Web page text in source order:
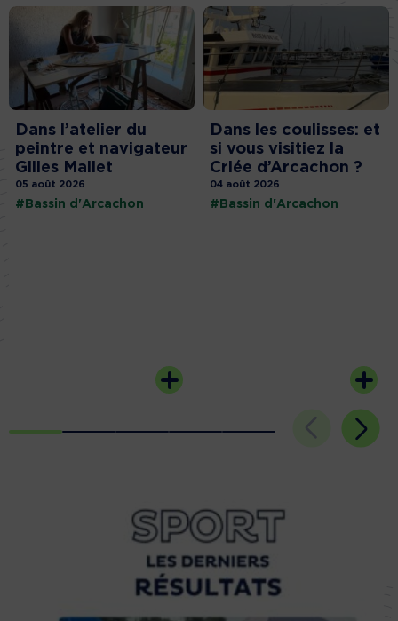
Dans l’atelier du
peintre et navigateur
Gilles Mallet
05 août 2026
#Bassin d'Arcachon
Dans les coulisses: et
si vous visitiez la
Criée d’Arcachon ?
04 août 2026
#Bassin d'Arcachon